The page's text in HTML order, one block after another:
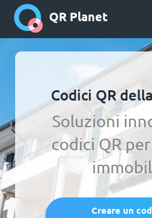
QR Planet
Codici QR
Soluzioni
codici QR
Creare un